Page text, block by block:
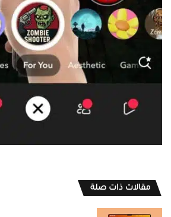
مقالات ذات صلة